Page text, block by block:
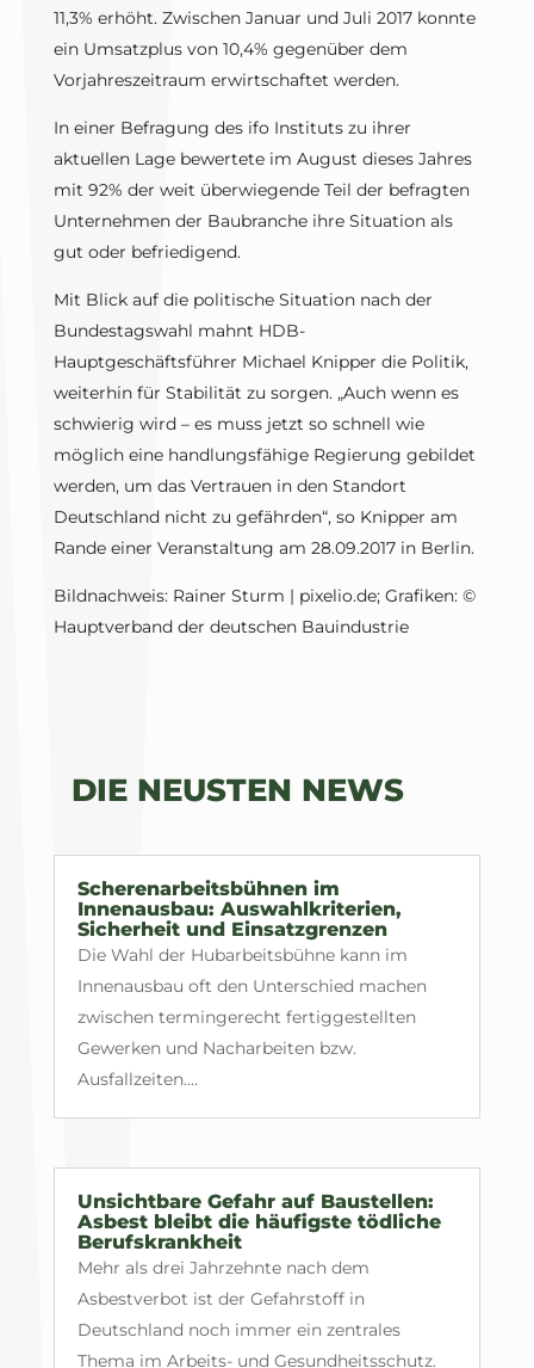
11,3% erhöht. Zwischen Januar und Juli 2017 konnte
ein Umsatzplus von 10,4% gegenüber dem
Vorjahreszeitraum erwirtschaftet werden.
In einer Befragung des ifo Instituts zu ihrer
aktuellen Lage bewertete im August dieses Jahres
mit 92% der weit überwiegende Teil der befragten
Unternehmen der Baubranche ihre Situation als
gut oder befriedigend.
Mit Blick auf die politische Situation nach der
Bundestagswahl mahnt HDB-
Hauptgeschäftsführer Michael Knipper die Politik,
weiterhin für Stabilität zu sorgen. „Auch wenn es
schwierig wird – es muss jetzt so schnell wie
möglich eine handlungsfähige Regierung gebildet
werden, um das Vertrauen in den Standort
Deutschland nicht zu gefährden“, so Knipper am
Rande einer Veranstaltung am 28.09.2017 in Berlin.
Bildnachweis: Rainer Sturm | pixelio.de; Grafiken: ©
Hauptverband der deutschen Bauindustrie
DIE NEUSTEN NEWS
Scherenarbeitsbühnen im
Innenausbau: Auswahlkriterien,
Sicherheit und Einsatzgrenzen
Die Wahl der Hubarbeitsbühne kann im
Innenausbau oft den Unterschied machen
zwischen termingerecht fertiggestellten
Gewerken und Nacharbeiten bzw.
Ausfallzeiten....
Unsichtbare Gefahr auf Baustellen:
Asbest bleibt die häufigste tödliche
Berufskrankheit
Mehr als drei Jahrzehnte nach dem
Asbestverbot ist der Gefahrstoff in
Deutschland noch immer ein zentrales
Thema im Arbeits- und Gesundheitsschutz.